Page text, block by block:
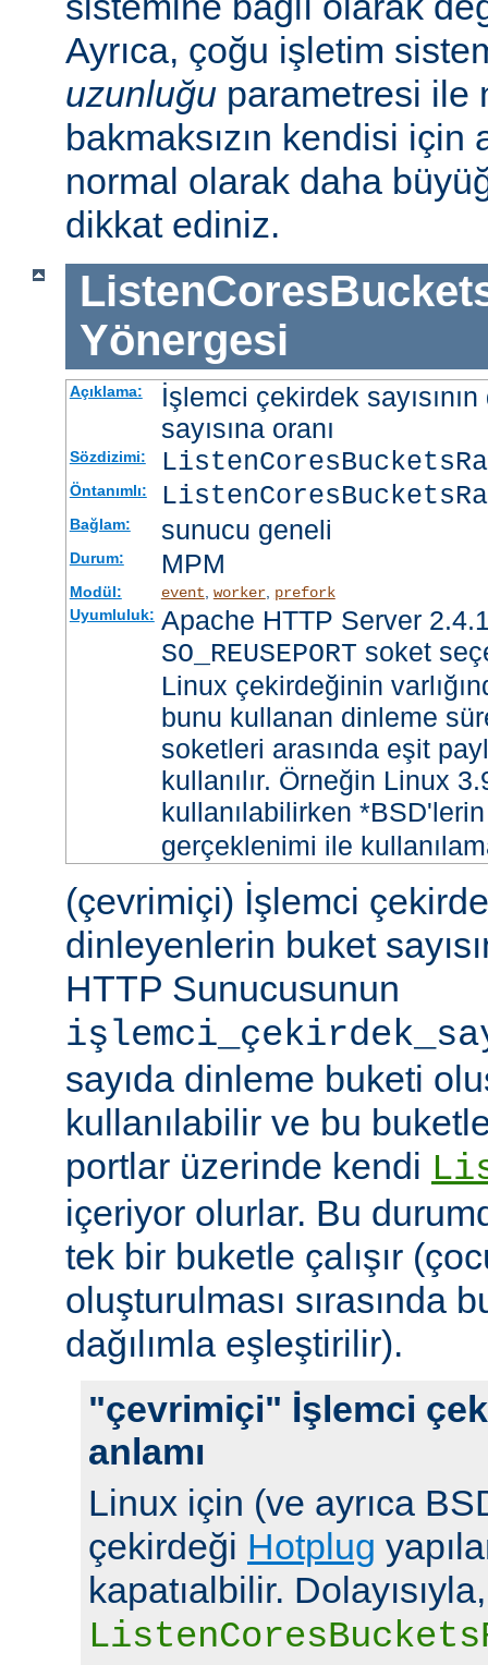
Ayrıca, çoğu işletim
uzunluğu parametresi ile
bakmaksızın kendisi için
normal olarak daha
dikkat ediniz.
Yönergesi
Açıklama:
İşlemci çekirdek
sayısına oranı
Sözdizimi:
Öntanımlı:
Bağlam: sunucu geneli
Durum: MPM
Modül: event worker, prefork
Uyumluluk: Apache HTTP Server
SO_REUSEPORT soket
Linux çekirdeğinin
bunu kullanan dinleme
soketleri arasında eşit
kullanılır. Örneğin Linux
kullanılabilirken
gerçeklenimi ile
(çevrimiçi) İşlemci
dinleyenlerin buket
HTTP Sunucusunun
sayıda dinleme buketi
kullanılabilir ve bu
portlar üzerinde kendi
içeriyor olurlar. Bu
tek bir buketle çalışır
oluşturulması sırasında
dağılımla eşleştirilir).
"çevrimiçi" İşlemci
anlamı
Linux için (ve ayrıca
çekirdeği Hotplug
kapatıalbilir. Dolayısıyla,